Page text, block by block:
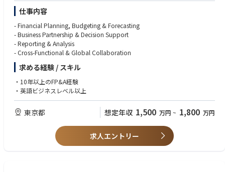
Indication experts
Translational clinicians
Phase II trialists
・Build and maintain relationships to obtain scientific input and support
trial success.
・Facilitate scientific discussions to ensure regional expertise contributes t
Emerging science and innovation relevant to TA Inflammation
Proof-of-Concept (PoC) study design, including endpoint selection
Biomarker strategy
Operates within the requirements of global Standard Operating Procedu
■Job Complexity
仕事内容
- Financial Planning, Budgeting & Forecasting
- Business Partnership & Decision Support
- Reporting & Analysis
- Cross-Functional & Global Collaboration
求める経験 / スキル
・10年以上のFP&A経験
・英語ビジネスレベル以上
東京都 想定年収 1,500 万円 ~ 1,800 万円
求人エントリー